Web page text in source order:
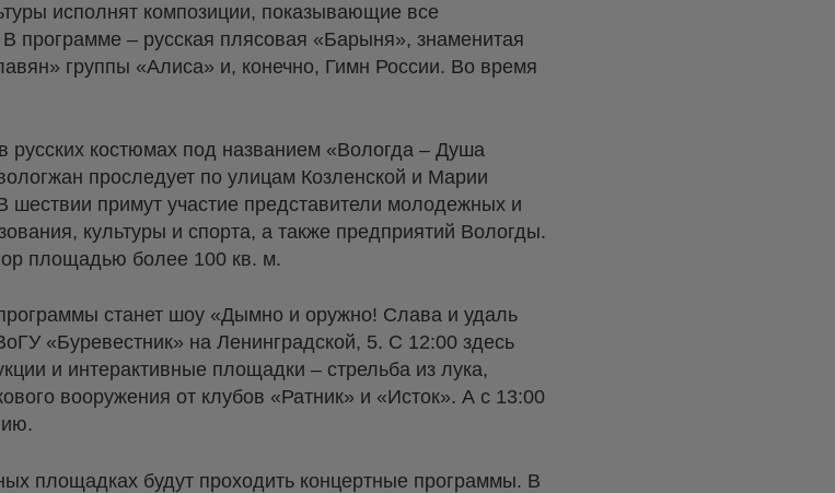
исполнят композиции, показывающие все
программе – русская плясовая «Барыня», знаменитая
группы «Алиса» и, конечно, Гимн России. Во время
русских костюмах под названием «Вологда – Душа
проследует по улицам Козленской и Марии
примут участие представители молодежных и
культуры и спорта, а также предприятий Вологды.
площадью более 100 кв. м.
станет шоу «Дымно и оружно! Слава и удаль
«Буревестник» на Ленинградской, 5. С 12:00 здесь
и интерактивные площадки – стрельба из лука,
вооружения от клубов «Ратник» и «Исток». А с 13:00
площадках будут проходить концертные программы. В